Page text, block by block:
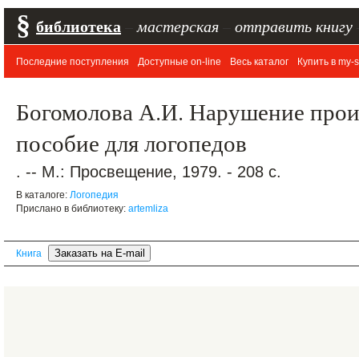
§ библиотека мастерская отправить книгу
Последние поступления Доступные on-line Весь каталог Купить в my-
Богомолова А.И. Нарушение
пособие для логопедов
. -- М.: Просвещение, 1979. - 208 с.
В каталоге: Логопедия
Прислано в библиотеку: artemliza
Книга